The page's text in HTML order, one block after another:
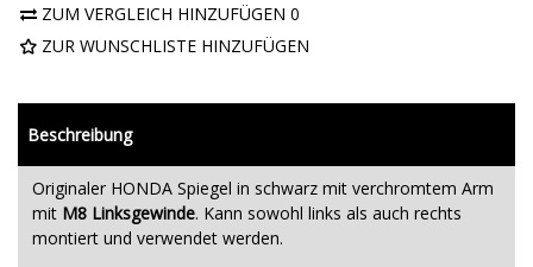
ZUM VERGLEICH HINZUFÜGEN 0
ZUR WUNSCHLISTE HINZUFÜGEN
Beschreibung
Originaler HONDA Spiegel in schwarz mit verchromtem Arm
mit M8 Linksgewinde. Kann sowohl links als auch rechts
montiert und verwendet werden.